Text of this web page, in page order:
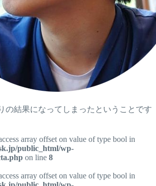
の結果になってしまったということです
array offset on value of type bool in
public_html/wp-
on line 8
array offset on value of type bool in